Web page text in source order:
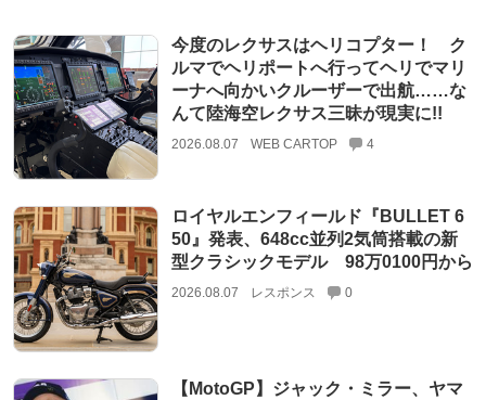
今度のレクサスはヘリコプター！ ク
ルマでヘリポートへ行ってヘリでマリ
ーナへ向かいクルーザーで出航……な
んて陸海空レクサス三昧が現実に!!
2026.08.07 WEB CARTOP 4
ロイヤルエンフィールド『BULLET 6
50』発表、648cc並列2気筒搭載の新
型クラシックモデル 98万0100円から
2026.08.07 レスポンス 0
【MotoGP】ジャック・ミラー、ヤマ